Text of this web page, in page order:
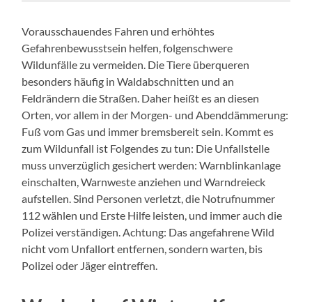
Vorausschauendes Fahren und erhöhtes
Gefahrenbewusstsein helfen, folgenschwere
Wildunfälle zu vermeiden. Die Tiere überqueren
besonders häufig in Waldabschnitten und an
Feldrändern die Straßen. Daher heißt es an diesen
Orten, vor allem in der Morgen- und Abenddämmerung:
Fuß vom Gas und immer bremsbereit sein. Kommt es
zum Wildunfall ist Folgendes zu tun: Die Unfallstelle
muss unverzüglich gesichert werden: Warnblinkanlage
einschalten, Warnweste anziehen und Warndreieck
aufstellen. Sind Personen verletzt, die Notrufnummer
112 wählen und Erste Hilfe leisten, und immer auch die
Polizei verständigen. Achtung: Das angefahrene Wild
nicht vom Unfallort entfernen, sondern warten, bis
Polizei oder Jäger eintreffen.